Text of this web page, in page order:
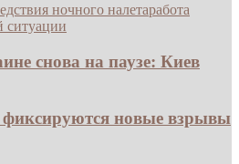
ночного налетаработа
ситуации
снова на паузе: Киев
фиксируются новые взрывы